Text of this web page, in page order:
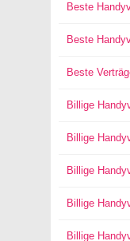
Beste
Beste
Beste
Billige
Billige
Billige
Billige
Billige